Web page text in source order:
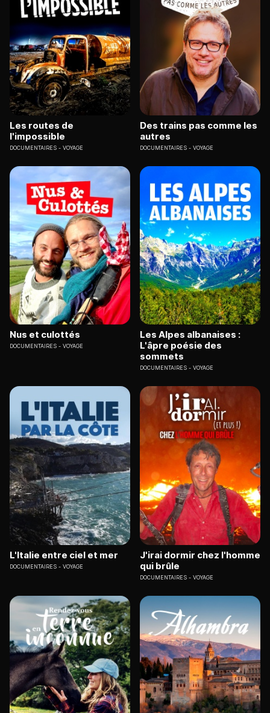
Les routes de
l'impossible
DOCUMENTAIRES VOYAGE
Des trains pas comme les
autres
DOCUMENTAIRES VOYAGE
Nus et culottés
DOCUMENTAIRES VOYAGE
Les Alpes albanaises :
L'âpre poésie des
sommets
DOCUMENTAIRES VOYAGE
L'Italie entre ciel et mer
DOCUMENTAIRES VOYAGE
J'irai dormir chez l'homme
qui brûle
DOCUMENTAIRES VOYAGE